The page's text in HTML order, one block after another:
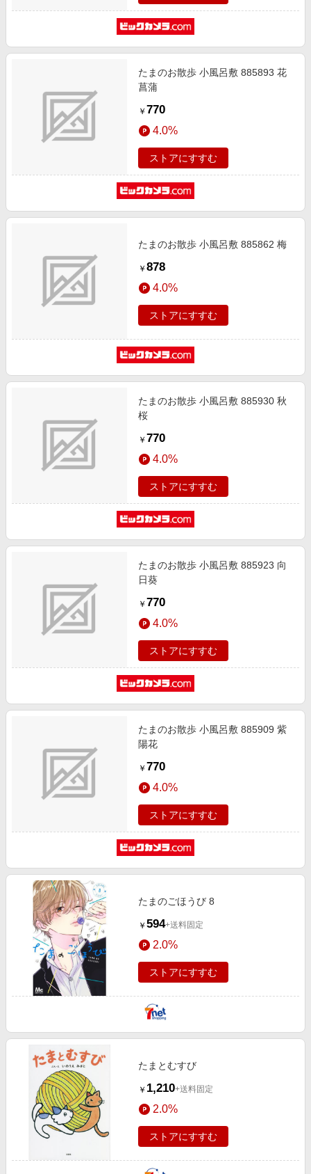
たまのお散歩 小風呂敷 885893 花
菖蒲
￥ 770
4.0%
ストアにすすむ
たまのお散歩 小風呂敷 885862 梅
￥ 878
4.0%
ストアにすすむ
たまのお散歩 小風呂敷 885930 秋
桜
￥ 770
4.0%
ストアにすすむ
たまのお散歩 小風呂敷 885923 向
日葵
￥ 770
4.0%
ストアにすすむ
たまのお散歩 小風呂敷 885909 紫
陽花
￥ 770
4.0%
ストアにすすむ
たまのごほうび 8
￥ 594+送料固定
2.0%
ストアにすすむ
たまとむすび
￥ 1,210+送料固定
2.0%
ストアにすすむ